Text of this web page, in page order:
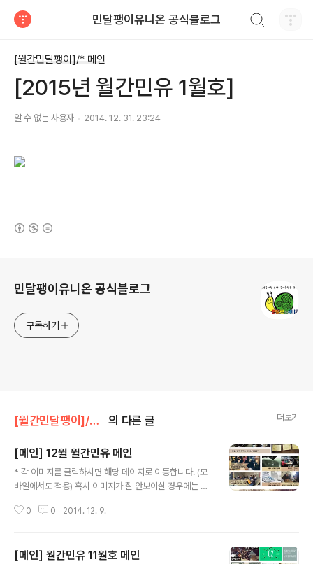
민달팽이유니온 공식블로그
[월간민달팽이]/* 메인
[2015년 월간민유 1월호]
알 수 없는 사용자 2014. 12. 31. 23:24
민달팽이유니온 공식블로그
구독하기
[월간민달팽이]/* 메인 의 다른 글 더보기
[메인] 12월 월간민유 메인
* 각 이미지를 클릭하시면 해당 페이지로 이동합니다. (모
바일에서도 적용) 혹시 이미지가 잘 안보이실 경우에는 아
본조례 제정 공청회 ▶[후기] 사회주택 활성화를 위한 공청
교육 ▶ [이슈브리핑] 서울시 청년발전기본조례 제정을 기
0 0 2014. 12. 9.
[메인] 월간민유 11월호 메인